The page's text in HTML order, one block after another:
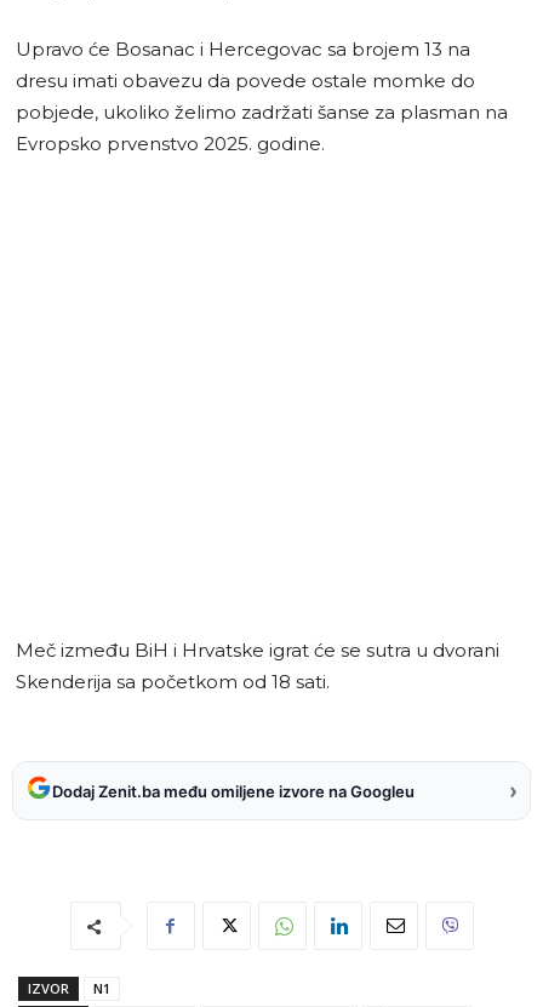
Upravo će Bosanac i Hercegovac sa brojem 13 na
dresu imati obavezu da povede ostale momke do
pobjede, ukoliko želimo zadržati šanse za plasman na
Evropsko prvenstvo 2025. godine.
Meč između BiH i Hrvatske igrat će se sutra u dvorani
Skenderija sa početkom od 18 sati.
Dodaj Zenit.ba među omiljene izvore na Googleu ›
IZVOR
N1